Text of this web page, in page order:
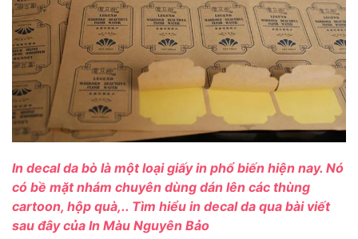
In decal da bò là một loại giấy in phổ biến hiện nay. Nó
có bề mặt nhám chuyên dùng dán lên các thùng
cartoon, hộp quà,.. Tìm hiểu in decal da qua bài viết
sau đây của In Màu Nguyên Bảo